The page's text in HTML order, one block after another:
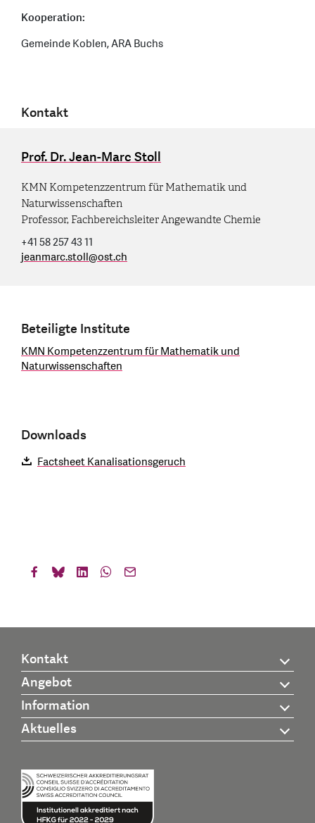
Kooperation:
Gemeinde Koblen, ARA Buchs
Kontakt
Prof. Dr. Jean-Marc Stoll
KMN Kompetenzzentrum für Mathematik und
Naturwissenschaften
Professor, Fachbereichsleiter Angewandte Chemie
+41 58 257 43 11
jeanmarc.stoll@ost.ch
Beteiligte Institute
KMN Kompetenzzentrum für Mathematik und
Naturwissenschaften
Downloads
Factsheet Kanalisationsgeruch
Kontakt
Angebot
Information
Aktuelles